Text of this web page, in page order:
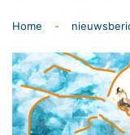
Home